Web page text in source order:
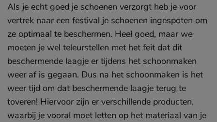
Als je echt goed je schoenen verzorgt heb je voor
vertrek naar een festival je schoenen ingespoten om
ze optimaal te beschermen. Heel goed, maar we
moeten je wel teleurstellen met het feit dat dit
beschermende laagje er tijdens het schoonmaken
weer af is gegaan. Dus na het schoonmaken is het
weer tijd om dat beschermende laagje terug te
toveren! Hiervoor zijn er verschillende producten,
waarbij je vooral moet letten op het materiaal van je